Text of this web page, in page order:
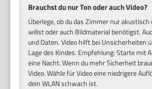
Brauchst du nur Ton oder auch Video?
Überlege, ob du das Zimmer nur
willst oder auch Bildmaterial benötigst.
und Daten. Video hilft bei Unsicherheiten
Lage des Kindes. Empfehlung: Starte mit
eine Nacht. Wenn du mehr Sicherheit
Video. Wähle für Video eine niedrigere
dein WLAN schwach ist.